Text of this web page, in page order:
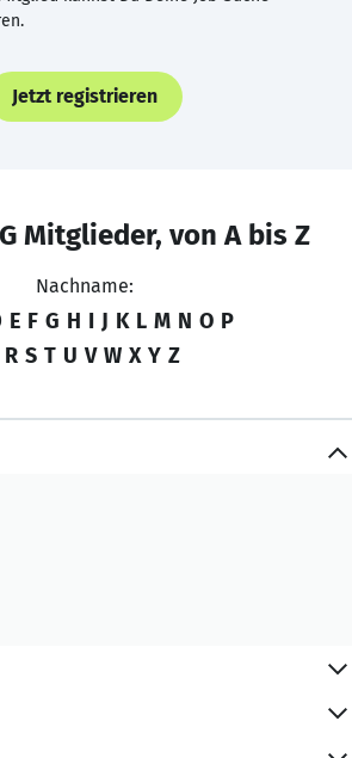
Jetzt registrieren
Mitglieder, von A bis Z
Nachname:
E F G H I J K L M N O P
R S T U V W X Y Z